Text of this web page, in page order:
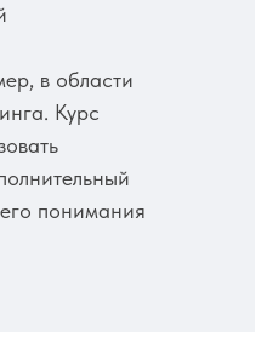
в области
Курс
понимания